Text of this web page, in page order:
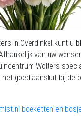
in Overdinkel kunt u
van uw
Wolters
goed aansluit bij de